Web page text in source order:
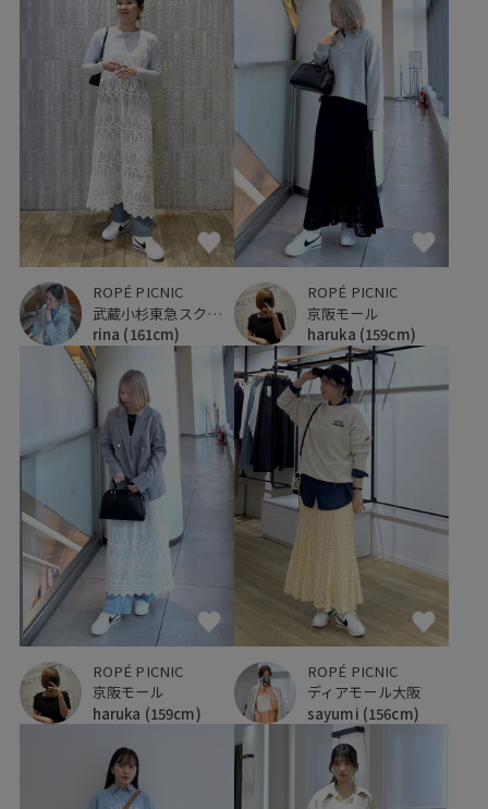
ROPÉ PICNIC
武蔵小杉東急スクエア
rina (161cm)
ROPÉ PICNIC
京阪モール
haruka (159cm)
ROPÉ PICNIC
京阪モール
haruka (159cm)
ROPÉ PICNIC
ディアモール大阪
sayumi (156cm)